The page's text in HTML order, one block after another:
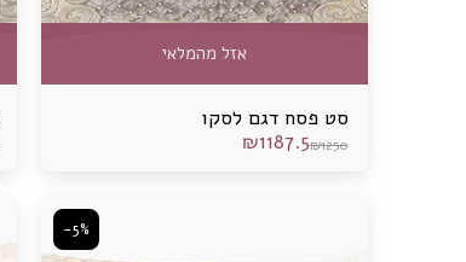
אזל מהמלאי
סט פסח דגם לסקו
₪1250
₪1187.5
-5%